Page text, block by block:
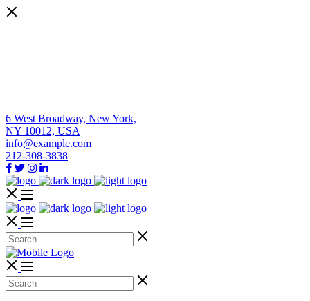
6 West Broadway, New York,
NY 10012, USA
info@example.com
212-308-3838